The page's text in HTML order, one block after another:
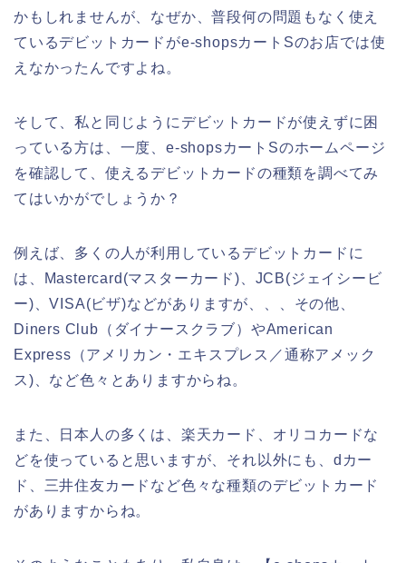
かもしれませんが、なぜか、普段何の問題もなく使え
ているデビットカードがe-shopsカートSのお店では使
えなかったんですよね。
そして、私と同じようにデビットカードが使えずに困
っている方は、一度、e-shopsカートSのホームページ
を確認して、使えるデビットカードの種類を調べてみ
てはいかがでしょうか？
例えば、多くの人が利用しているデビットカードに
は、Mastercard(マスターカード)、JCB(ジェイシービ
ー)、VISA(ビザ)などがありますが、、、その他、
Diners Club（ダイナースクラブ）やAmerican
Express（アメリカン・エキスプレス／通称アメック
ス)、など色々とありますからね。
また、日本人の多くは、楽天カード、オリコカードな
どを使っていると思いますが、それ以外にも、dカー
ド、三井住友カードなど色々な種類のデビットカード
がありますからね。